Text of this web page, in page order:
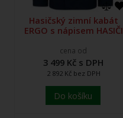
Hasičský zimní kabát
ERGO s nápisem HASIČI
cena od
3 499 Kč s DPH
2 892 Kč bez DPH
Do košíku